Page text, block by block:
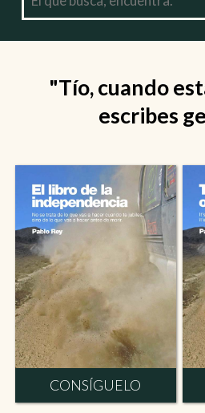
"Tío, cuando
escribes
CONSÍGUELO